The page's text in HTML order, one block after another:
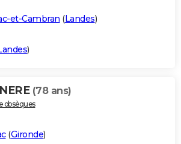
et-Cambran (Landes)
)
(78 ans)
obsèques
(Gironde)